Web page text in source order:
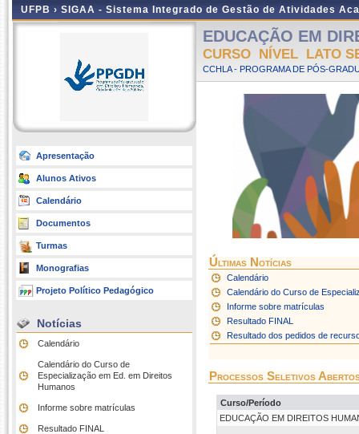
UFPB › SIGAA - Sistema Integrado de Gestão de Atividades
Apresentação
Alunos Ativos
Calendário
Documentos
Turmas
Monografias
Projeto Político Pedagógico
Notícias
Calendário
Calendário do Curso de
Especialização em Ed. em Direitos
Humanos
Informe sobre matrículas
Resultado FINAL
EDUCAÇÃO EM
CURSO NÍVEL LATO
CCHLA - PROGRAMA DE PÓS-
Últimas Notícias
Calendário
Calendário do Curso de
Informe sobre matrículas
Resultado FINAL
Resultado dos pedidos de
Processos Seletivos
Curso/Período
EDUCAÇÃO EM DIREITOS